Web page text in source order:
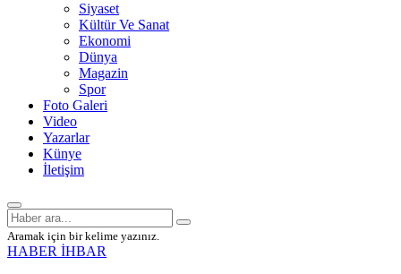
Siyaset
Kültür Ve Sanat
Ekonomi
Dünya
Magazin
Spor
Foto Galeri
Video
Yazarlar
Künye
İletişim
Aramak için bir kelime yazınız.
HABER İHBAR